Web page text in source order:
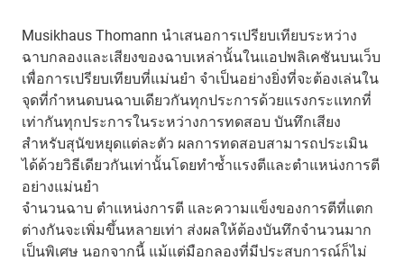
Musikhaus Thomann นำเสนอการเปรียบเทียบระหว่าง
ฉาบกลองและเสียงของฉาบเหล่านั้นในแอปพลิเคชันบนเว็บ
เพื่อการเปรียบเทียบที่แม่นยำ จำเป็นอย่างยิ่งที่จะต้องเล่นใน
จุดที่กำหนดบนฉาบเดียวกันทุกประการด้วยแรงกระแทกที่
เท่ากันทุกประการในระหว่างการทดสอบ บันทึกเสียง
สำหรับสุนัขหยุดแต่ละตัว ผลการทดสอบสามารถประเมิน
ได้ด้วยวิธีเดียวกันเท่านั้นโดยทำซ้ำแรงตีและตำแหน่งการตี
อย่างแม่นยำ
จำนวนฉาบ ตำแหน่งการตี และความแข็งของการตีที่แตก
ต่างกันจะเพิ่มขึ้นหลายเท่า ส่งผลให้ต้องบันทึกจำนวนมาก
เป็นพิเศษ นอกจากนี้ แม้แต่มือกลองที่มีประสบการณ์ก็ไม่